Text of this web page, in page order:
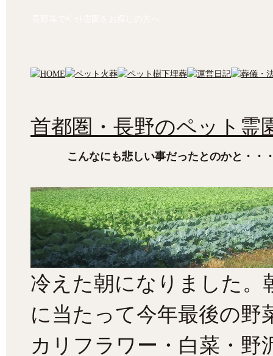
首都圏・長野のペット霊
こんなにも悲しい事だったとのかと・・
冷えた朝になりました。
に当たって今年最後の野
カリフラワー・白菜・野